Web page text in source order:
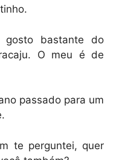
gosto bastante do
O meu é de
passado para um
te perguntei, quer